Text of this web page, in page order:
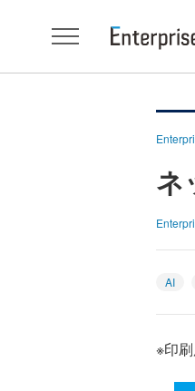
ネ
AI
※印